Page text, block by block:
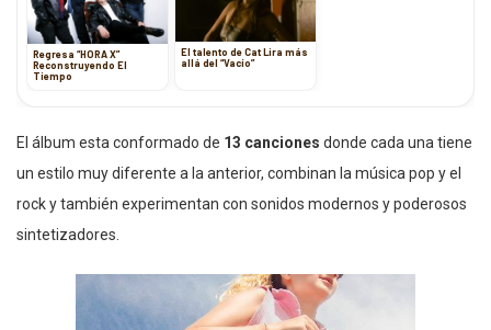
Regresa “HORA X”
Reconstruyendo El
Tiempo
El talento de Cat Lira más
allá del “Vacío”
El álbum esta conformado de 13 canciones donde cada una tiene
un estilo muy diferente a la anterior, combinan la música pop y el
rock y también experimentan con sonidos modernos y poderosos
sintetizadores.